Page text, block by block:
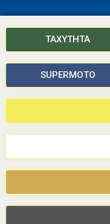
ΤΑΧΥΤΗΤΑ
SUPERMOTO